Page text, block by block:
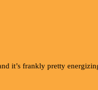
it’s frankly pretty